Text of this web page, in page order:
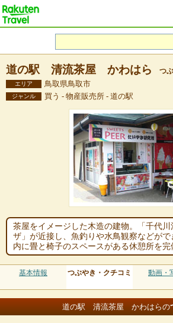
道の駅 清流茶屋 かわはら つ
エリア 鳥取県鳥取市
ジャンル 買う - 物産販売所 - 道の駅
茶屋をイメージした木造の建物。「千代川
ザ」が近接し、魚釣りや水鳥観察などが
内に畳と椅子のスペースがある休憩所を完
基本情報 つぶやき・クチコミ 動画・
道の駅 清流茶屋 かわはらの